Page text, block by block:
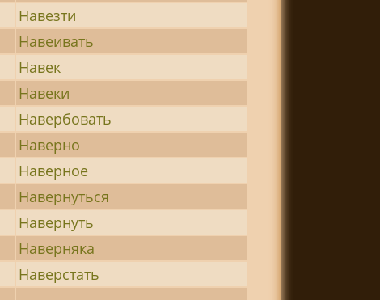
Навезти
Навеивать
Навек
Навеки
Навербовать
Наверно
Наверное
Навернуться
Навернуть
Наверняка
Наверстать